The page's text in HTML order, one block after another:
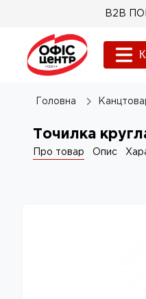
B2B
Головна
Точилка
Про товар Опис